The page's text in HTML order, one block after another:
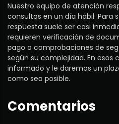
Nuestro equipo de atención
consultas en un día hábil. Para
respuesta suele ser casi
requieren verificación de
pago o comprobaciones de
según su complejidad. En esos
informado y le daremos un
como sea posible.
Comentarios